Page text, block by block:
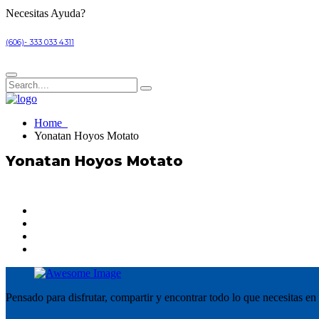
Necesitas Ayuda?
(606)- 333 033 4311
Home
Yonatan Hoyos Motato
Yonatan Hoyos Motato
Pensado para disfrutar, compartir y encontrar todo lo que necesitas